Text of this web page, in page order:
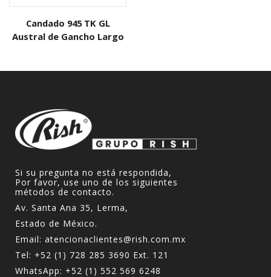
Candado 945 TK GL
Austral de Gancho Largo
Si su pregunta no está respondida,
Por favor, use uno de los siguientes
métodos de contacto.
Av. Santa Ana 35, Lerma,
Estado de México.
Email: atencionaclientes@rish.com.mx
Tel: +52 (1) 728 285 3690 Ext. 121
WhatsApp: +52 (1) 552 569 6248